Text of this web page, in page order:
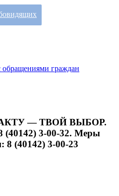
граждан
— ТВОЙ ВЫБОР.
(40142) 3-00-32. Меры
8 (40142) 3-00-23